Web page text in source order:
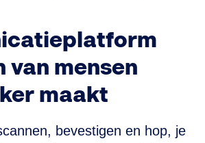
van mensen
maakt
bevestigen en hop, je